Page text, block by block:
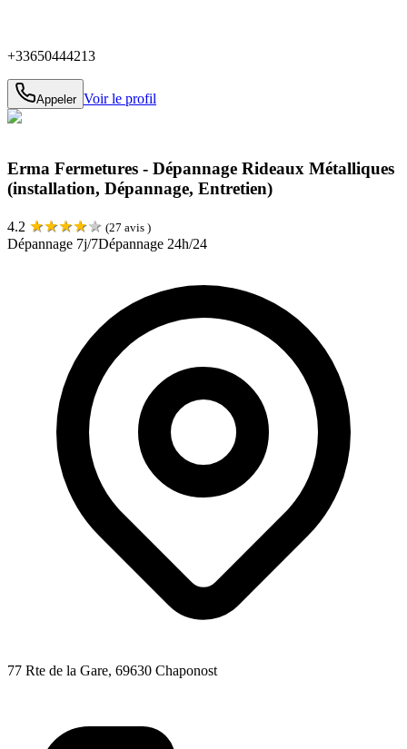
+33650444213
Appeler Voir le profil
Erma Fermetures - Dépannage Rideaux Métalliques
(installation, Dépannage, Entretien)
4.2 ★★★★★ (27 avis )
Dépannage 7j/7Dépannage 24h/24
77 Rte de la Gare, 69630 Chaponost